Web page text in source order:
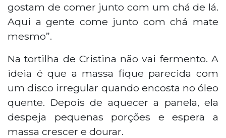
gostam de comer junto com um chá de lá.
Aqui a gente come junto com chá mate
mesmo”.
Na tortilha de Cristina não vai fermento. A
ideia é que a massa fique parecida com
um disco irregular quando encosta no óleo
quente. Depois de aquecer a panela, ela
despeja pequenas porções e espera a
massa crescer e dourar.